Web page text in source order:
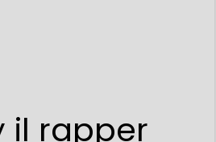
il rapper